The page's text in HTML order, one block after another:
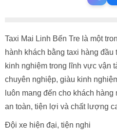
Taxi Mai Linh Bến Tre là một
hành khách bằng taxi hàng
kinh nghiệm trong lĩnh vực vận
chuyên nghiệp, giàu kinh
luôn mang đến cho khách
an toàn, tiện lợi và chất lượng
Đội xe hiện đại, tiện nghi